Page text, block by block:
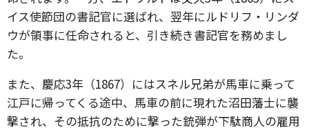
イス使節団の書記官に選ばれ、翌年にルドリフ・リンダ
ウが領事に任命されると、引き続き書記官を務めまし
た。
また、慶応3年（1867）にはスネル兄弟が馬車に乗って
江戸に帰ってくる途中、馬車の前に現れた沼田藩士に襲
撃され、その抵抗のために撃った銃弾が下駄商人の雇用